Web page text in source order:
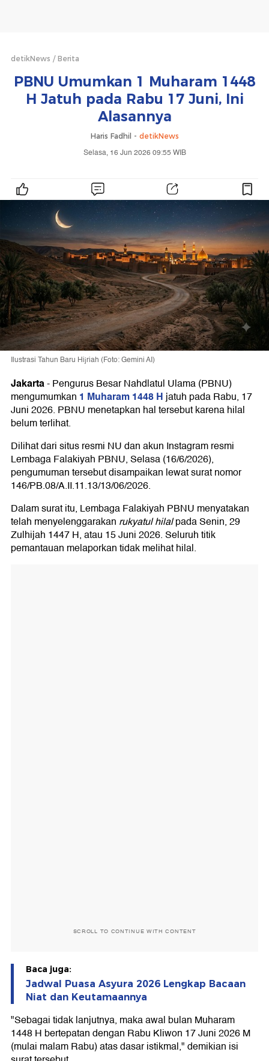
detikNews Berita
PBNU Umumkan 1 Muharam 1448
H Jatuh pada Rabu 17 Juni, Ini
Alasannya
Haris Fadhil - detikNews
Selasa, 16 Jun 2026 09:55 WIB
Ilustrasi Tahun Baru Hijriah (Foto: Gemini AI)
Jakarta-Pengurus Besar Nahdlatul Ulama (PBNU)
mengumumkan 1 Muharam 1448 Hjatuh pada Rabu, 17
Juni 2026. PBNU menetapkan hal tersebut karena hilal
belum terlihat.
Dilihat dari situs resmi NU dan akun Instagram resmi
Lembaga Falakiyah PBNU, Selasa (16/6/2026),
pengumuman tersebut disampaikan lewat surat nomor
146/PB.08/A.II.11.13/13/06/2026.
Dalam surat itu, Lembaga Falakiyah PBNU menyatakan
telah menyelenggarakan rukyatul hilalpada Senin, 29
Zulhijah 1447 H, atau 15 Juni 2026. Seluruh titik
pemantauan melaporkan tidak melihat hilal.
SCROLL TO CONTINUE WITH CONTENT
Baca juga:
Jadwal Puasa Asyura 2026 Lengkap Bacaan
Niat dan Keutamaannya
"Sebagai tidak lanjutnya, maka awal bulan Muharam
1448 H bertepatan dengan Rabu Kliwon 17 Juni 2026 M
(mulai malam Rabu) atas dasar istikmal," demikian isi